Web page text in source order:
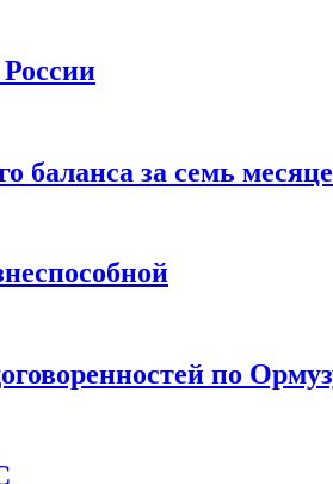
баланса за семь
по